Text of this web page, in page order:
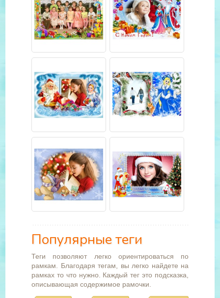
Популярные теги
Теги позволяют легко ориентироваться по
рамкам. Благодаря тегам, вы легко найдете на
рамках то что нужно. Каждый тег это подсказка,
описывающая содержимое рамочки.